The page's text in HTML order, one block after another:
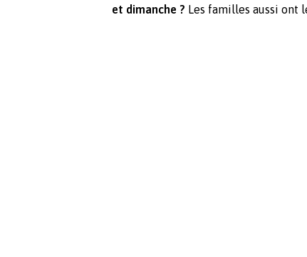
et dimanche ? Les familles aussi ont